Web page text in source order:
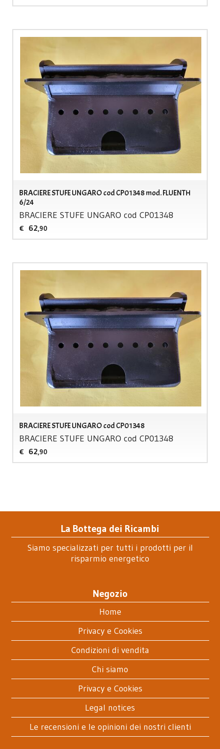
BRACIERE STUFE UNGARO cod CP01348 mod. FLUENTH
6/24
BRACIERE STUFE UNGARO cod CP01348
€ 62,90
BRACIERE STUFE UNGARO cod CP01348
BRACIERE STUFE UNGARO cod CP01348
€ 62,90
La Bottega dei Ricambi
Siamo specializzati per tutti i prodotti per il
risparmio energetico
Negozio
Home
Privacy e Cookies
Condizioni di vendita
Chi siamo
Privacy e Cookies
Legal notices
Le recensioni e le opinioni dei nostri clienti